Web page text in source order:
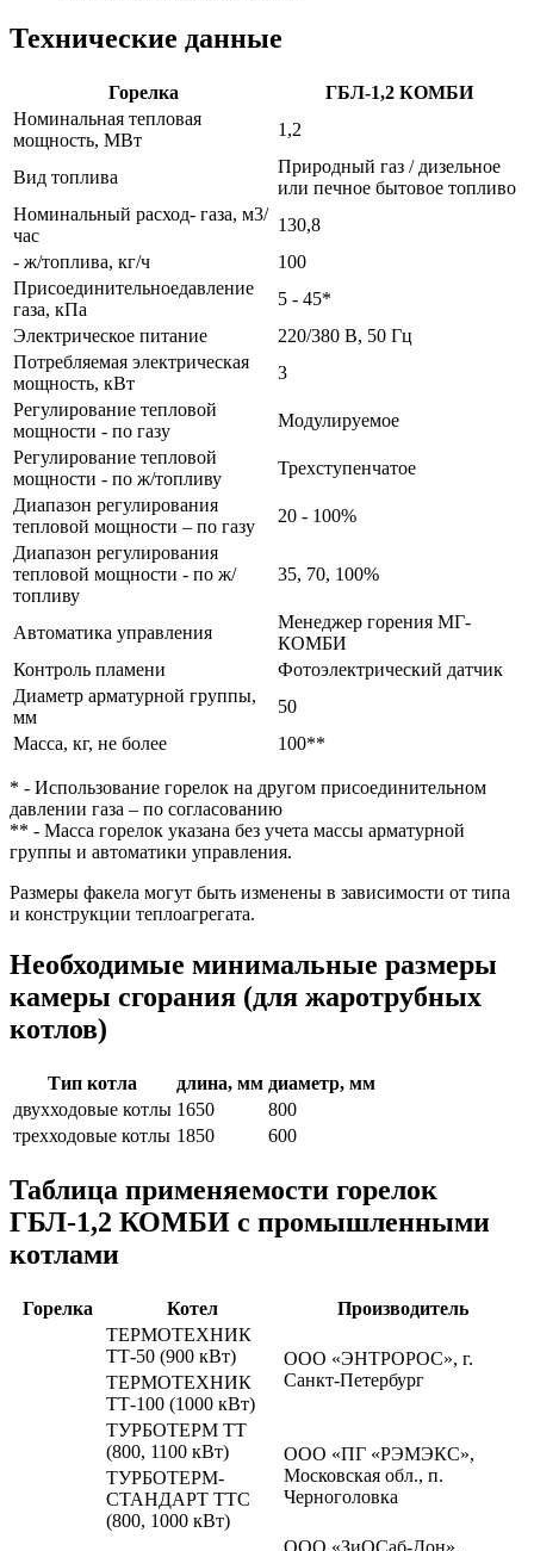
Технические данные
Горелка
ГБЛ-1,2 КОМБИ
Номинальная тепловая
мощность, МВт
1,2
Вид топлива
Природный газ / дизельное
или печное бытовое топливо
Номинальный расход- газа, м3/
час
130,8
- ж/топлива, кг/ч
100
Присоединительноедавление
газа, кПа
5 - 45*
Электрическое питание
220/380 В, 50 Гц
Потребляемая электрическая
мощность, кВт
3
Регулирование тепловой
мощности - по газу
Модулируемое
Регулирование тепловой
мощности - по ж/топливу
Трехступенчатое
Диапазон регулирования
тепловой мощности – по газу
20 - 100%
Диапазон регулирования
тепловой мощности - по ж/
топливу
35, 70, 100%
Автоматика управления
Менеджер горения МГ-
КОМБИ
Контроль пламени
Фотоэлектрический датчик
Диаметр арматурной группы,
мм
50
Масса, кг, не более
100**
* - Использование горелок на другом присоединительном
давлении газа – по согласованию
** - Масса горелок указана без учета массы арматурной
группы и автоматики управления.
Размеры факела могут быть изменены в зависимости от типа
и конструкции теплоагрегата.
Необходимые минимальные размеры
камеры сгорания (для жаротрубных
котлов)
Тип котла длина, мм диаметр, мм
двухходовые котлы 1650
800
трехходовые котлы 1850 600
Таблица применяемости горелок
ГБЛ-1,2 КОМБИ с промышленными
котлами
Горелка Котел Производитель
ТЕРМОТЕХНИК
ТТ-50 (900 кВт)
ООО «ЭНТРОРОС», г.
Санкт-Петербург
ТЕРМОТЕХНИК
ТТ-100 (1000 кВт)
ТУРБОТЕРМ ТТ
(800, 1100 кВт)
ООО «ПГ «РЭМЭКС»,
Московская обл., п.
Черноголовка
ТУРБОТЕРМ-
СТАНДАРТ ТТС
(800, 1000 кВт)
ООО «ЗиОСаб-Дон»,